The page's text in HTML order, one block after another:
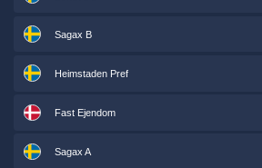
Sagax B
Heimstaden Pref
Fast Ejendom
Sagax A